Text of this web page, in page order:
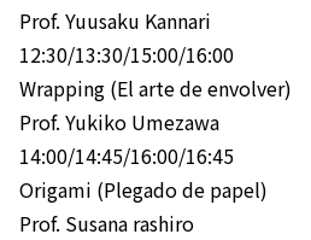
Prof. Yuusaku Kannari
12:30/13:30/15:00/16:00
Wrapping (El arte de envolver)
Prof. Yukiko Umezawa
14:00/14:45/16:00/16:45
Origami (Plegado de papel)
Prof. Susana rashiro